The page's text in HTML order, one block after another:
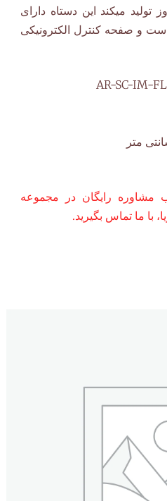
یخ در روز تولید میکند این دستاه دارای
و صفحه کنترل الکترونیکی
AR-SC-IM-
رایگان در مجموعه
با ما تماس بگیرید.